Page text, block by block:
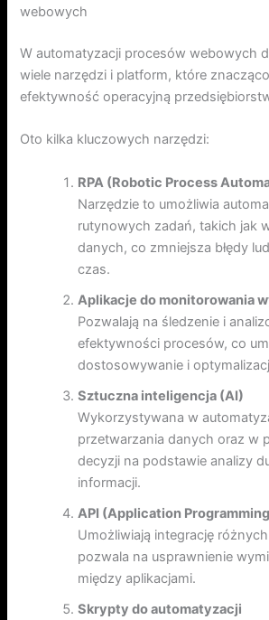
webowych
W automatyzacji procesów webowych
wiele narzędzi i platform, które
efektywność operacyjną
Oto kilka kluczowych narzędzi:
RPA (Robotic Process
Narzędzie to umożliwia
rutynowych zadań, takich jak
danych, co zmniejsza błędy
czas.
Aplikacje do monitorowania
Pozwalają na śledzenie i
efektywności procesów, co
dostosowywanie i
Sztuczna inteligencja (AI)
Wykorzystywana w
przetwarzania danych oraz w
decyzji na podstawie analizy
informacji.
API (Application
Umożliwiają integrację
pozwala na usprawnienie
między aplikacjami.
Skrypty do automatyzacji